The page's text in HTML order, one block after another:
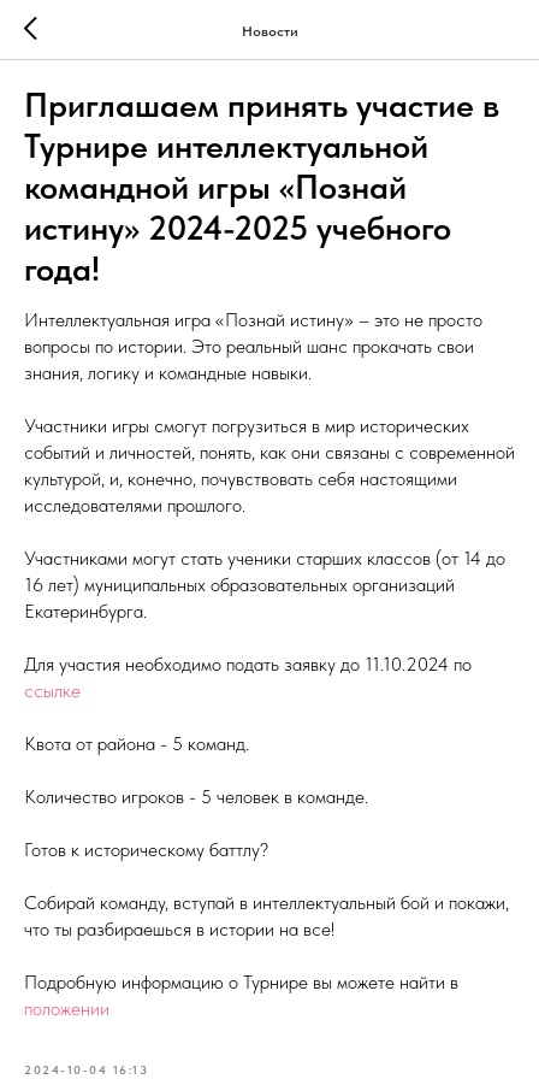
Новости
Приглашаем принять участие в
Турнире интеллектуальной
командной игры «Познай
истину» 2024-2025 учебного
года!
Интеллектуальная игра «Познай истину» – это не просто
вопросы по истории. Это реальный шанс прокачать свои
знания, логику и командные навыки.
Участники игры смогут погрузиться в мир исторических
событий и личностей, понять, как они связаны с современной
культурой, и, конечно, почувствовать себя настоящими
исследователями прошлого.
Участниками могут стать ученики старших классов (от 14 до
16 лет) муниципальных образовательных организаций
Екатеринбурга.
Для участия необходимо подать заявку до 11.10.2024 по
ссылке
Квота от района - 5 команд.
Количество игроков - 5 человек в команде.
Готов к историческому баттлу?
Собирай команду, вступай в интеллектуальный бой и покажи,
что ты разбираешься в истории на все!
Подробную информацию о Турнире вы можете найти в
положении
2024-10-04 16:13